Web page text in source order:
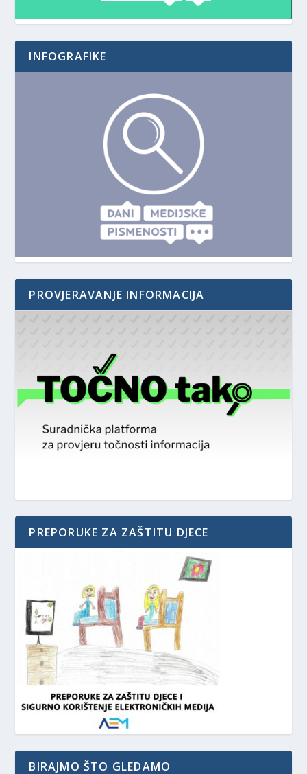
INFOGRAFIKE
PROVJERAVANJE INFORMACIJA
PREPORUKE ZA ZAŠTITU DJECE
BIRAJMO ŠTO GLEDAMO